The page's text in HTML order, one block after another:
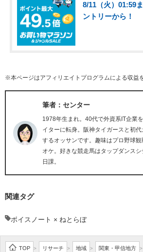
8/11（火）01:59
ントリーから！
※本ページはアフィリエイトプログラムによる収益
筆者：センター
1978年生まれ。40代で外資系IT企業
イターに転身。阪神タイガースと初
するオッサンです。趣味はプロ野球
オケ。好きな競走馬はタップダンス
日課。
関連タグ
ボイスノート × ねとらぼ
TOP > リサーチ > 地域 > 関東・甲信地方 >